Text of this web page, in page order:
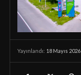
Yayınlandı: 18 Mayıs 2026